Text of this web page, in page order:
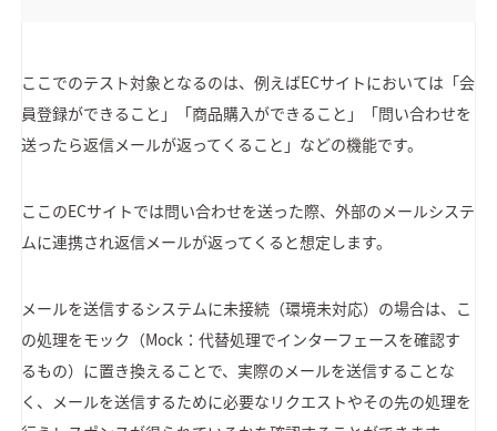
ここでのテスト対象となるのは、例えばECサイトにおいては「会
員登録ができること」「商品購入ができること」「問い合わせを
送ったら返信メールが返ってくること」などの機能です。
ここのECサイトでは問い合わせを送った際、外部のメールシステ
ムに連携され返信メールが返ってくると想定します。
メールを送信するシステムに未接続（環境未対応）の場合は、こ
の処理をモック（Mock：代替処理でインターフェースを確認す
るもの）に置き換えることで、実際のメールを送信することな
く、メールを送信するために必要なリクエストやその先の処理を